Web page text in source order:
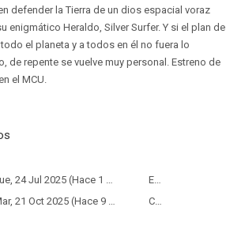
defender la Tierra de un dios espacial voraz
enigmático Heraldo, Silver Surfer. Y si el plan de
el planeta y a todos en él no fuera lo
de repente se vuelve muy personal. Estreno de
el MCU.
24 Jul 2025 (Hace 1 año)
Estreno
21 Oct 2025 (Hace 9 meses y 18 días)
Copia Física